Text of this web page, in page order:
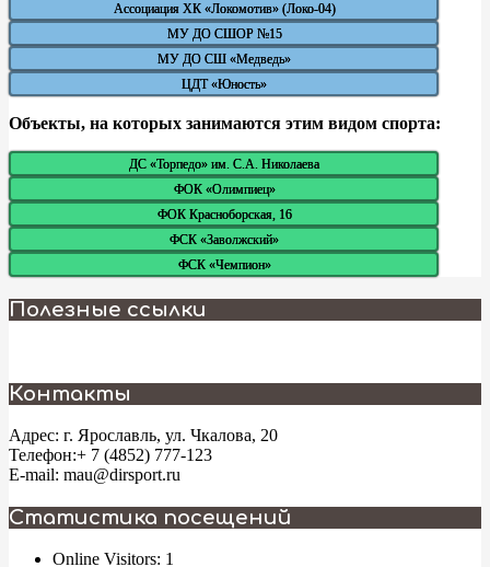
Ассоциация ХК «Локомотив» (Локо-04)
МУ ДО СШОР №15
МУ ДО СШ «Медведь»
ЦДТ «Юность»
Объекты, на которых занимаются этим видом спорта:
ДС «Торпедо» им. С.А. Николаева
ФОК «Олимпиец»
ФОК Красноборская, 16
ФСК «Заволжский»
ФСК «Чемпион»
04-
03
Полезные ссылки
Контакты
Адрес: г. Ярославль, ул. Чкалова, 20
Телефон:+ 7 (4852) 777-123
E-mail: mau@dirsport.ru
Статистика посещений
Online Visitors: 1